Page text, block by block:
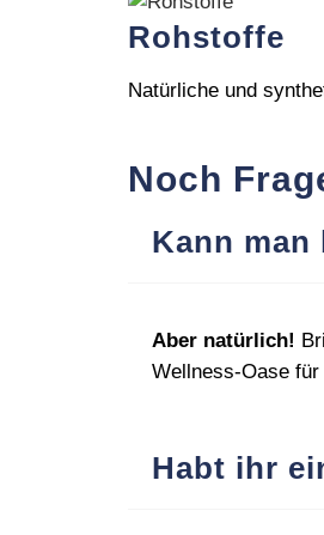
Rohstoffe
Natürliche und
Noch
Kann man
Aber natürlich!
Wellness‑Oase
Habt ihr